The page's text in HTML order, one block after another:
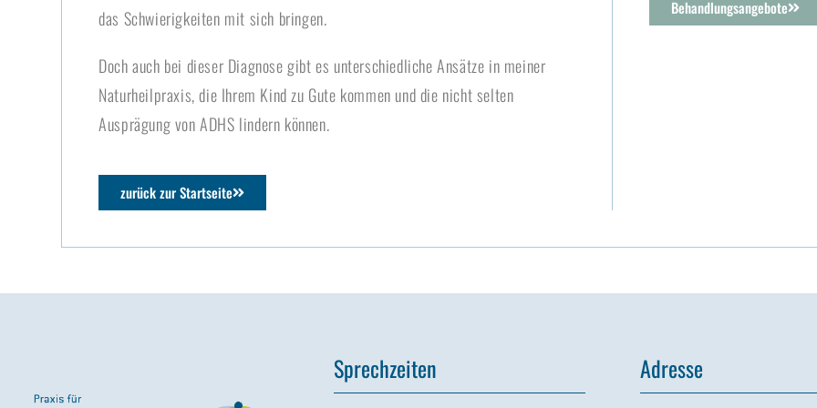
das Schwierigkeiten mit sich bringen.
Doch auch bei dieser Diagnose gibt es unterschiedliche Ansätze in meiner
Naturheilpraxis, die Ihrem Kind zu Gute kommen und die nicht selten
Ausprägung von ADHS lindern können.
zurück zur Startseite
Behandlungsangebote
Sprechzeiten Adresse